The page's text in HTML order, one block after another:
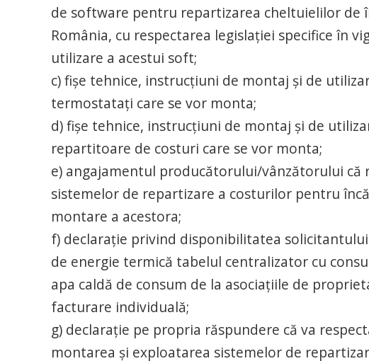
de software pentru repartizarea cheltuielilor de
România, cu respectarea legislaţiei specifice în
utilizare a acestui soft;
c) fişe tehnice, instrucţiuni de montaj şi de
termostataţi care se vor monta;
d) fişe tehnice, instrucţiuni de montaj şi de
repartitoare de costuri care se vor monta;
e) angajamentul producătorului/vânzătorului
sistemelor de repartizare a costurilor pentru
montare a acestora;
f) declaraţie privind disponibilitatea
de energie termică tabelul centralizator cu
apa caldă de consum de la asociaţiile de
facturare individuală;
g) declaraţie pe propria răspundere că va
montarea şi exploatarea sistemelor de